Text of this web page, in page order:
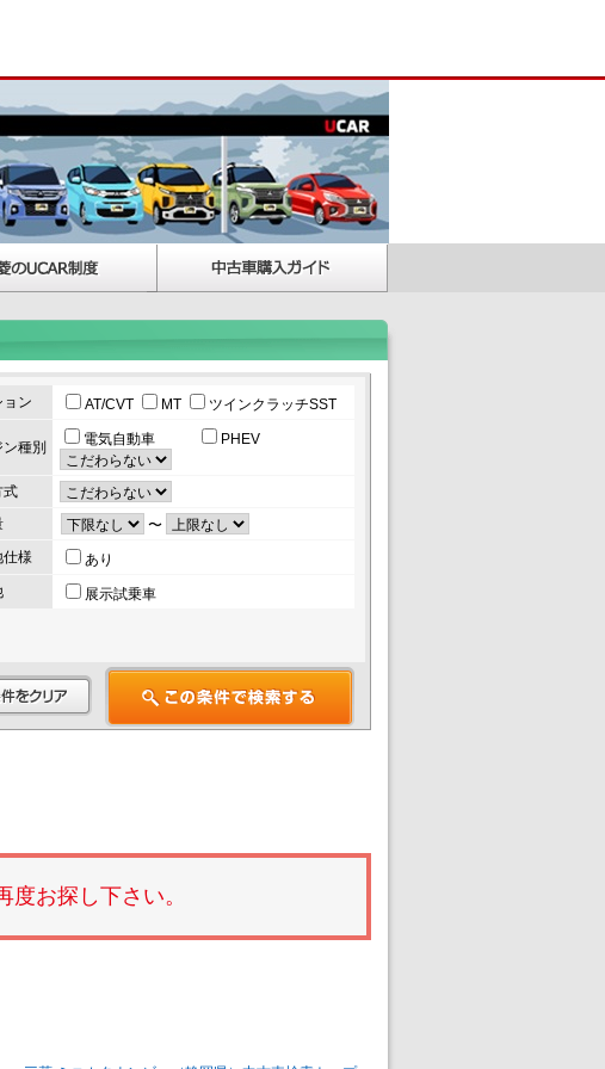
ョン AT/CVT MT ツインクラッチSST
種別 電気自動車 PHEV
式
〜
仕様
あり
展示試乗車
お探し下さい。